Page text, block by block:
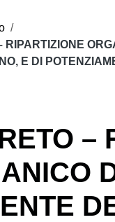
/
RIPARTIZIONE
E DI
–